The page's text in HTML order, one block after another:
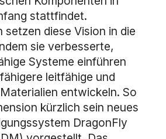
stattfindet.
setzen diese Vision in die
sie verbesserte,
Systeme einführen
leitfähige und
entwickeln. So
kürzlich sein neues
DragonFly